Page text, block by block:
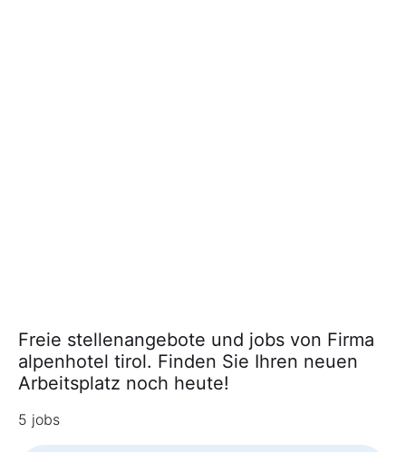
Freie stellenangebote und jobs von Firma
alpenhotel tirol. Finden Sie Ihren neuen
Arbeitsplatz noch heute!
5 jobs